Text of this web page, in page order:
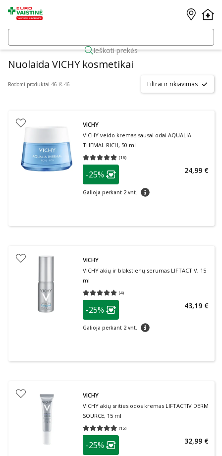
Ieškoti prekės
Nuolaida VICHY kosmetikai
Rodomi produktai 46 iš 46 Filtrai ir rikiavimas
VICHY
VICHY veido kremas sausai odai AQUALIA
THEMAL RICH, 50 ml
(16)
Vidutinis įvertinimas 4.88
patarimas
Lojalumo klubo narių nuolaida
-25%
Galioja perkant 2 vnt. patarimas
24,99 €
VICHY
VICHY akių ir blakstienų serumas LIFTACTIV, 15
ml
(4)
Vidutinis įvertinimas 5.00
patarimas
Lojalumo klubo narių nuolaida
-25%
Galioja perkant 2 vnt. patarimas
43,19 €
VICHY
VICHY akių srities odos kremas LIFTACTIV DERM
SOURCE, 15 ml
(15)
Vidutinis įvertinimas 4.93
patarimas
Lojalumo klubo narių nuolaida
-25% 32,99 €